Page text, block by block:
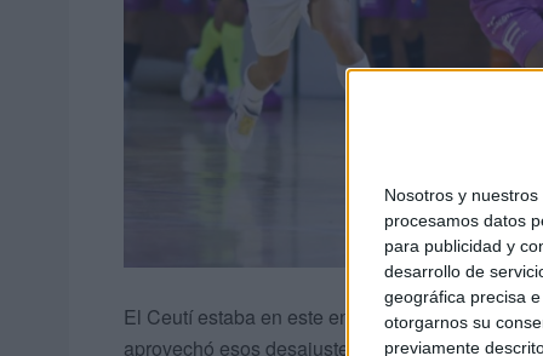
Nosotros y nuestros
procesamos datos
para publicidad y
desarrollo de
geográfica precisa
otorgarnos su
previamente
El Ceutí estaba en este encuentro muy
aprovechó esos desajustes defensivos para